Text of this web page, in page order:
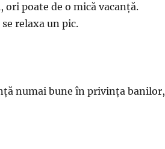
poate de o mică vacanță.
relaxa un pic.
numai bune în privința banilor,